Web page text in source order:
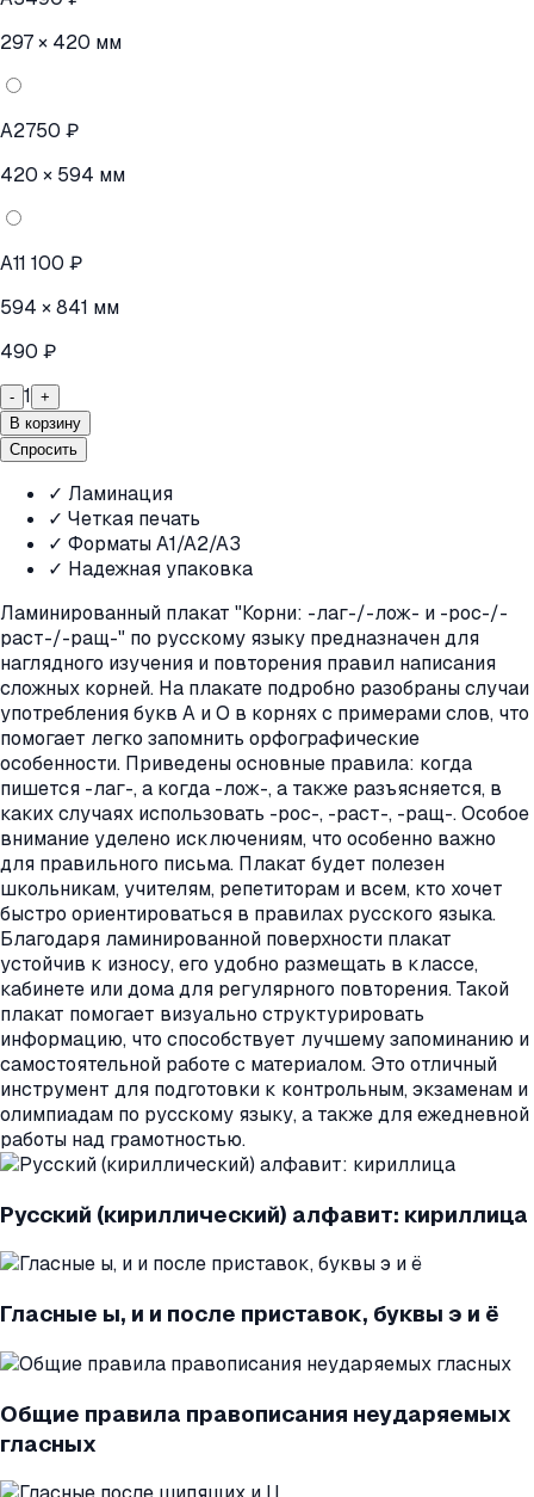
297 × 420 мм
A2750 ₽
420 × 594 мм
A11 100 ₽
594 × 841 мм
490 ₽
- 1 +
В корзину
Спросить
✓ Ламинация
✓ Четкая печать
✓ Форматы A1/A2/A3
✓ Надежная упаковка
Ламинированный плакат "Корни: -лаг-/-лож- и -рос-/-
раст-/-ращ-" по русскому языку предназначен для
наглядного изучения и повторения правил написания
сложных корней. На плакате подробно разобраны случаи
употребления букв А и О в корнях с примерами слов, что
помогает легко запомнить орфографические
особенности. Приведены основные правила: когда
пишется -лаг-, а когда -лож-, а также разъясняется, в
каких случаях использовать -рос-, -раст-, -ращ-. Особое
внимание уделено исключениям, что особенно важно
для правильного письма. Плакат будет полезен
школьникам, учителям, репетиторам и всем, кто хочет
быстро ориентироваться в правилах русского языка.
Благодаря ламинированной поверхности плакат
устойчив к износу, его удобно размещать в классе,
кабинете или дома для регулярного повторения. Такой
плакат помогает визуально структурировать
информацию, что способствует лучшему запоминанию и
самостоятельной работе с материалом. Это отличный
инструмент для подготовки к контрольным, экзаменам и
олимпиадам по русскому языку, а также для ежедневной
работы над грамотностью.
Русский (кириллический) алфавит: кириллица
Гласные ы, и и после приставок, буквы э и ё
Общие правила правописания неударяемых
гласных